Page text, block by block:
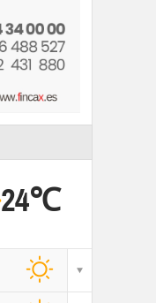
24℃